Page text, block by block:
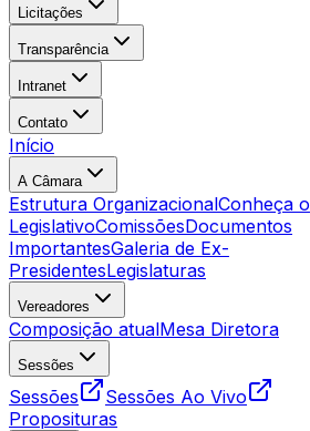
Licitações
Transparência
Intranet
Contato
Início
A Câmara
Estrutura OrganizacionalConheça o
LegislativoComissõesDocumentos
ImportantesGaleria de Ex-
PresidentesLegislaturas
Vereadores
Composição atualMesa Diretora
Sessões
Sessões
Sessões Ao Vivo
Proposituras